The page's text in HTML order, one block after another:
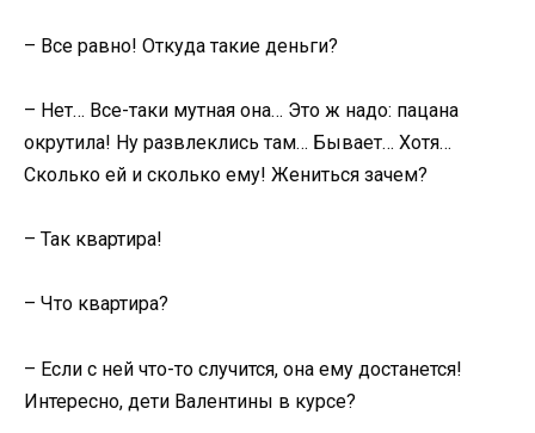
– Все равно! Откуда такие деньги?
– Нет… Все-таки мутная она… Это ж надо: пацана
окрутила! Ну развлеклись там… Бывает… Хотя…
Сколько ей и сколько ему! Жениться зачем?
– Так квартира!
– Что квартира?
– Если с ней что-то случится, она ему достанется!
Интересно, дети Валентины в курсе?